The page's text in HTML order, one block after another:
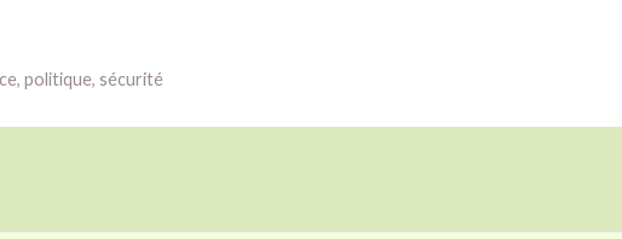
, politique, sécurité